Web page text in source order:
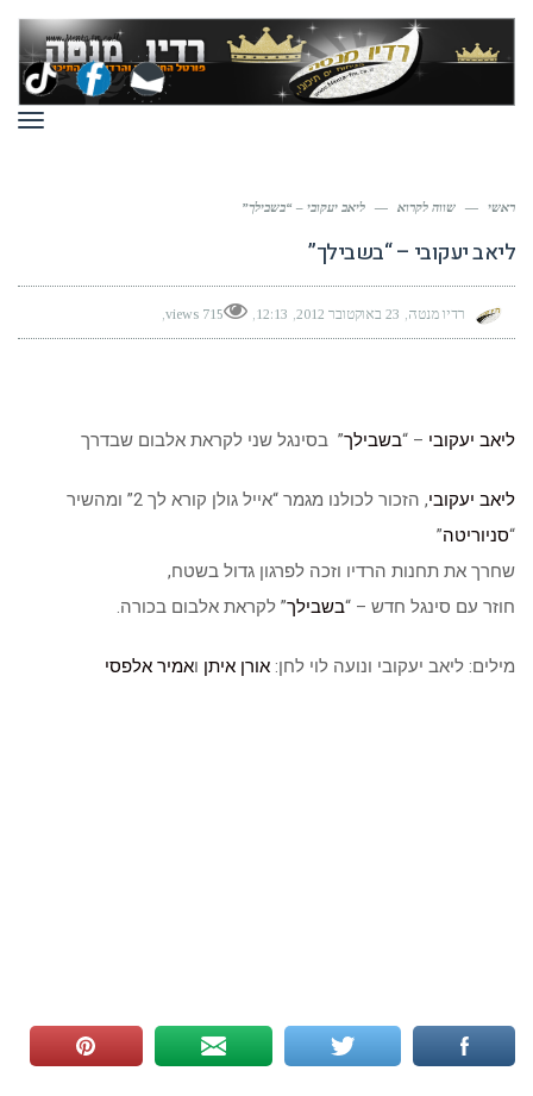
ראשי — שווה לקרוא — ליאב יעקובי – “בשבילך”
ליאב יעקובי – “בשבילך”
רדיו מנטה 23 באוקטובר 2012 12:13
715 views
ליאב יעקובי – “בשבילך” בסינגל שני לקראת אלבום שבדרך
ליאב יעקובי
, הזכור לכולנו מגמר “אייל גולן קורא לך 2” ומהשיר
“סניוריטה”
שחרך את תחנות הרדיו וזכה לפרגון גדול בשטח,
חוזר עם סינגל חדש – “בשבילך” לקראת אלבום בכורה.
מילים: ליאב יעקובי ונועה לוי לחן: אורן איתן ואמיר אלפסי